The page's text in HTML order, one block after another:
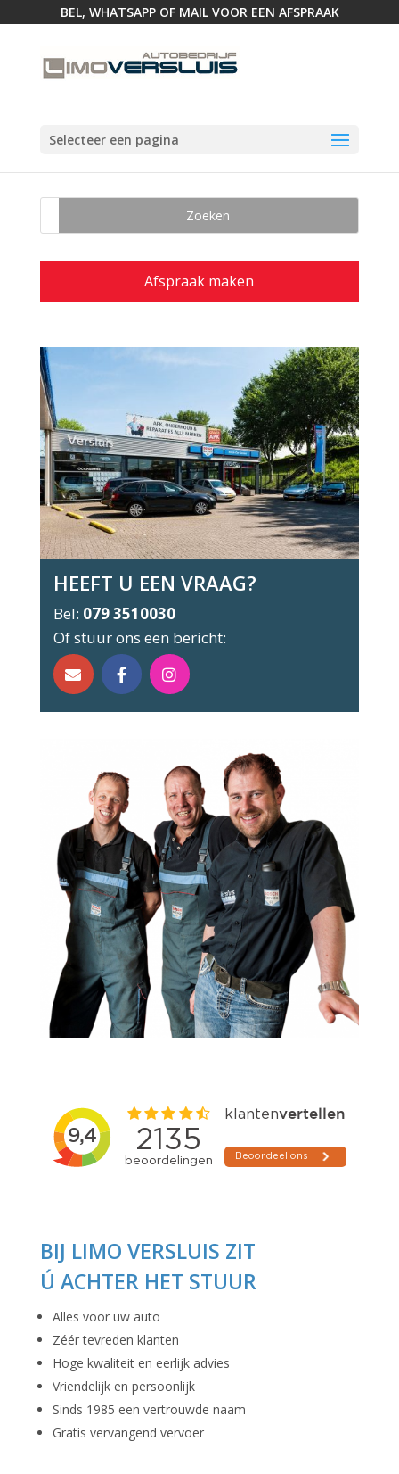
BEL, WHATSAPP OF MAIL VOOR EEN AFSPRAAK
Selecteer een pagina
Afspraak maken
HEEFT U EEN VRAAG?
Bel: 079 3510030
Of stuur ons een bericht:
BIJ LIMO VERSLUIS ZIT
Ú ACHTER HET STUUR
Alles voor uw auto
Zéér tevreden klanten
Hoge kwaliteit en eerlijk advies
Vriendelijk en persoonlijk
Sinds 1985 een vertrouwde naam
Gratis vervangend vervoer